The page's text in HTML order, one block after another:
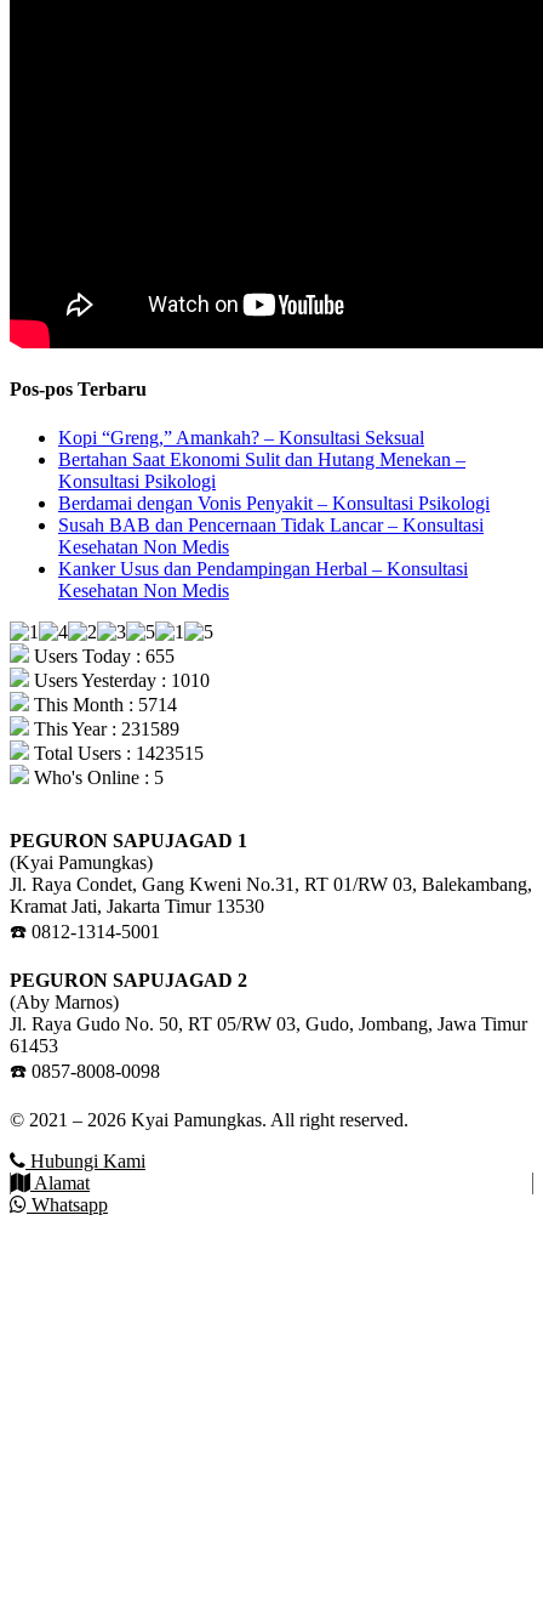
Pos-pos Terbaru
Kopi “Greng,” Amankah? – Konsultasi Seksual
Bertahan Saat Ekonomi Sulit dan Hutang Menekan –
Konsultasi Psikologi
Berdamai dengan Vonis Penyakit – Konsultasi Psikologi
Susah BAB dan Pencernaan Tidak Lancar – Konsultasi
Kesehatan Non Medis
Kanker Usus dan Pendampingan Herbal – Konsultasi
Kesehatan Non Medis
Users Today : 655
Users Yesterday : 1010
This Month : 5714
This Year : 231589
Total Users : 1423515
Who's Online : 5
PEGURON SAPUJAGAD 1
(Kyai Pamungkas)
Jl. Raya Condet, Gang Kweni No.31, RT 01/RW 03, Balekambang,
Kramat Jati, Jakarta Timur 13530
☎️ 0812-1314-5001
PEGURON SAPUJAGAD 2
(Aby Marnos)
Jl. Raya Gudo No. 50, RT 05/RW 03, Gudo, Jombang, Jawa Timur
61453
☎️ 0857-8008-0098
© 2021 – 2026 Kyai Pamungkas. All right reserved.
Hubungi Kami
Alamat
Whatsapp